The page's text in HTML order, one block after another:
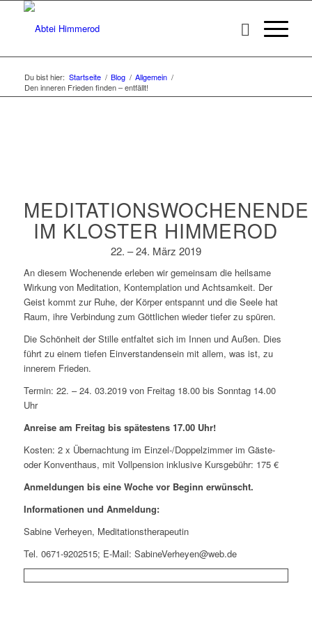
Du bist hier: Startseite / Blog / Allgemein /
Den inneren Frieden finden – entfällt!
MEDITATIONSWOCHENENDE
IM KLOSTER HIMMEROD
22. – 24. März 2019
An diesem Wochenende erleben wir gemeinsam die heilsame
Wirkung von Meditation, Kontemplation und Achtsamkeit. Der
Geist kommt zur Ruhe, der Körper entspannt und die Seele hat
Raum, ihre Verbindung zum Göttlichen wieder tiefer zu spüren.
Die Schönheit der Stille entfaltet sich im Innen und Außen. Dies
führt zu einem tiefen Einverstandensein mit allem, was ist, zu
innerem Frieden.
Termin: 22. – 24. 03.2019 von Freitag 18.00 bis Sonntag 14.00
Uhr
Anreise am Freitag bis spätestens 17.00 Uhr!
Kosten: 2 x Übernachtung im Einzel-/Doppelzimmer im Gäste-
oder Konventhaus, mit Vollpension inklusive Kursgebühr: 175 €
Anmeldungen bis eine Woche vor Beginn erwünscht.
Informationen und Anmeldung:
Sabine Verheyen, Meditationstherapeutin
Tel. 0671-9202515; E-Mail: SabineVerheyen@web.de